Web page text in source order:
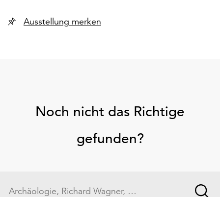
Ausstellung merken
Noch nicht das Richtige
gefunden?